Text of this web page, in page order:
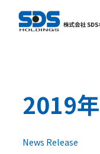
2019年
News Release